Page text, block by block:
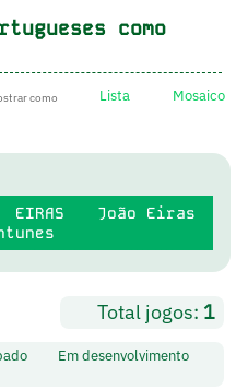
como
como Lista Mosaico
EIRAS
João Eiras
Total jogos: 1
Em desenvolvimento